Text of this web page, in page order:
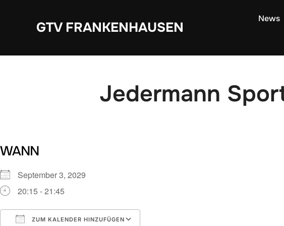
GTV FRANKENHAUSEN
News
Jedermann
WANN
September 3, 2029
20:15 - 21:45
ZUM KALENDER HINZUFÜGEN